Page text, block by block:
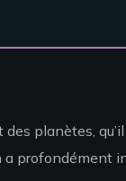
planètes,